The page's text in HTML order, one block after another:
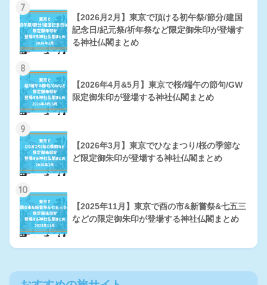
7
【2026月2月】東京で頂ける初午祭/節分/建国
記念日/紀元祭/祈年祭など限定御朱印が登場す
る神社仏閣まとめ
8
【2026年4月&5月】東京で桜/端午の節句/GW
限定御朱印が登場する神社仏閣まとめ
9
【2026年3月】東京でひなまつり/桜の季節な
ど限定御朱印が登場する神社仏閣まとめ
10
【2025年11月】東京で酉の市&新嘗祭&七五三
などの限定御朱印が登場する神社仏閣まとめ